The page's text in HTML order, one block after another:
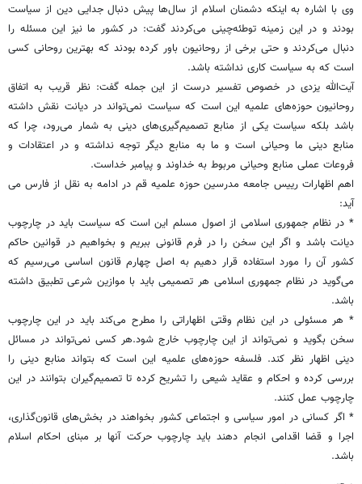
وی با اشاره به اینکه دشمنان اسلام از سال‌ها پیش دنبال جدایی دین از سیاست
بودند و در این زمینه توطئه‌چینی می‌کردند گفت: در کشور ما نیز این مسئله را
دنبال می‌کردند و حتی برخی از روحانیون باور کرده بودند که بهترین روحانی کسی
است که به سیاست کاری نداشته باشد.
آیت‌الله یزدی در خصوص تفسیر درست از این جمله گفت: نظر قریب به اتفاق
روحانیون حوزه‌های علمیه این است که سیاست نمی‌تواند در دیانت نقش داشته
باشد بلکه سیاست یکی از منابع تصمیم‌گیری‌های دینی به شمار می‌رود، چرا که
منابع دینی ما وحیانی است و ما به منابع دیگر توجه نداشته و در اعتقادات و
فروعات عملی منابع وحیانی مربوط به خداوند و پیامبر خداست.
اهم اظهارات رییس جامعه مدرسین حوزه علمیه قم در ادامه به نقل از فارس می
آید:
* در نظام جمهوری اسلامی از اصول مسلم این است که سیاست باید در چارچوب
دیانت باشد و اگر این سخن را در فرم قانونی ببریم و بخواهیم در قوانین حاکم
کشور آن را مورد استفاده قرار دهیم به اصل چهارم قانون اساسی می‌رسیم که
می‌گوید در نظام جمهوری اسلامی هر تصمیمی باید با موازین شرعی تطبیق داشته
باشد.
* هر مسئولی در این نظام وقتی اظهاراتی را مطرح می‌کند باید در این چارچوب
سخن بگوید و نمی‌تواند از این چارچوب خارج شود.هر کسی نمی‌تواند در مسائل
دینی اظهار نظر کند. فلسفه حوزه‌های علمیه این است که بتواند منابع دینی را
بررسی کرده و احکام و عقاید شیعی را تشریح کرده تا تصمیم‌گیران بتوانند در این
چارچوب عمل کنند.
* اگر کسانی در امور سیاسی و اجتماعی کشور بخواهند در بخش‌های قانون‌گذاری،
اجرا و قضا اقدامی انجام دهند باید چارچوب حرکت آنها بر مبنای احکام اسلام
باشد.